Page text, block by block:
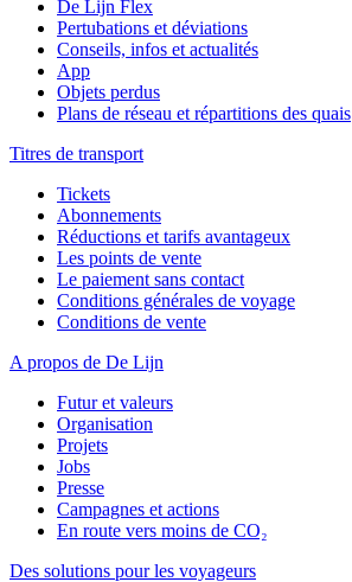
De Lijn Flex
Pertubations et déviations
Conseils, infos et actualités
App
Objets perdus
Plans de réseau et répartitions des quais
Titres de transport
Tickets
Abonnements
Réductions et tarifs avantageux
Les points de vente
Le paiement sans contact
Conditions générales de voyage
Conditions de vente
A propos de De Lijn
Futur et valeurs
Organisation
Projets
Jobs
Presse
Campagnes et actions
En route vers moins de CO₂
Des solutions pour les voyageurs